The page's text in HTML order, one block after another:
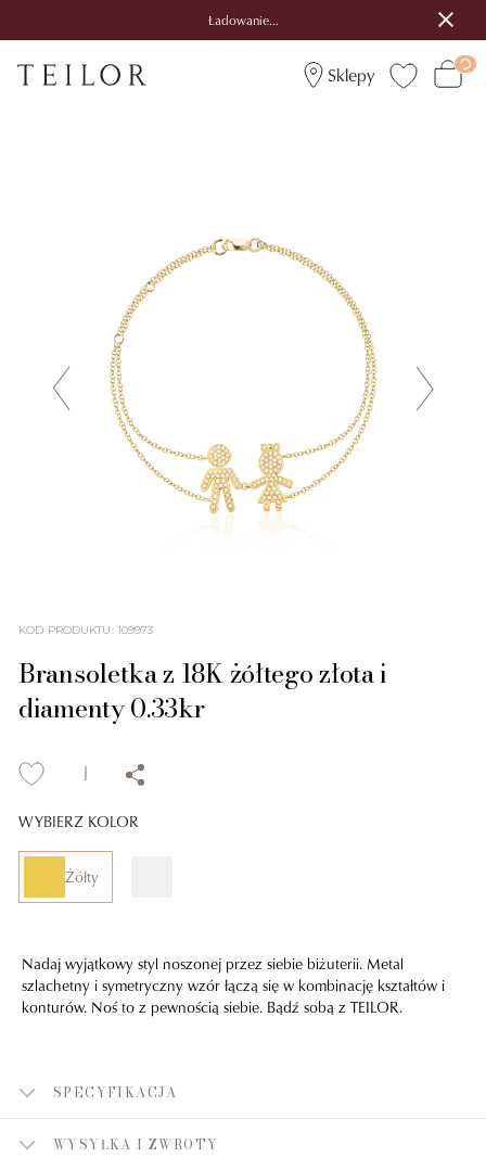
Ładowanie...
Sklepy
KOD PRODUKTU: 109973
Bransoletka z 18K żółtego złota i
diamenty 0.33kr
WYBIERZ KOLOR
Żółty
Nadaj wyjątkowy styl noszonej przez siebie biżuterii. Metal
szlachetny i symetryczny wzór łączą się w kombinację kształtów i
konturów. Noś to z pewnością siebie. Bądź sobą z TEILOR.
SPECYFIKACJA
WYSYŁKA I ZWROTY